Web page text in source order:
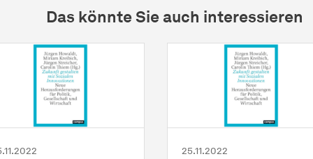
Das könnte Sie auch interessieren
25.11.2022